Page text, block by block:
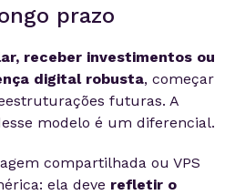
prazo
receber investimentos ou
digital robusta, começar
futuras. A
modelo é um diferencial.
compartilhada ou VPS
ela deve refletir o